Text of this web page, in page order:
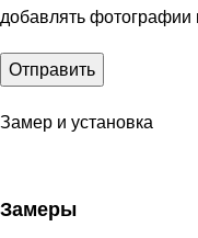
добавлять фотографии
Замер и установка
Замеры